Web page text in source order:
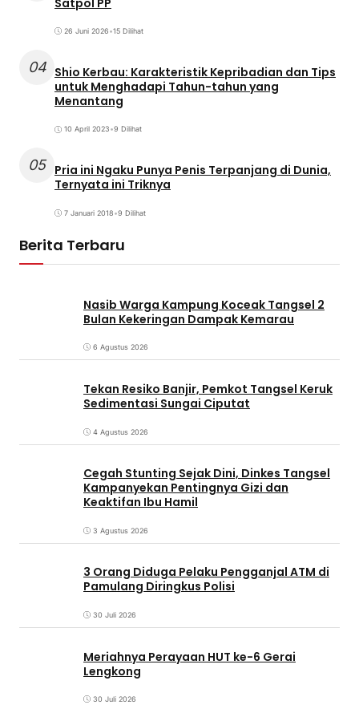
26 Juni 2026•15 Dilihat
04 Shio Kerbau: Karakteristik Kepribadian dan Tips
untuk Menghadapi Tahun-tahun yang
Menantang
10 April 2023•9 Dilihat
05 Pria ini Ngaku Punya Penis Terpanjang di Dunia,
Ternyata ini Triknya
7 Januari 2018•9 Dilihat
Berita Terbaru
Nasib Warga Kampung Koceak Tangsel 2
Bulan Kekeringan Dampak Kemarau
6 Agustus 2026
Tekan Resiko Banjir, Pemkot Tangsel Keruk
Sedimentasi Sungai Ciputat
4 Agustus 2026
Cegah Stunting Sejak Dini, Dinkes Tangsel
Kampanyekan Pentingnya Gizi dan
Keaktifan Ibu Hamil
3 Agustus 2026
3 Orang Diduga Pelaku Pengganjal ATM di
Pamulang Diringkus Polisi
30 Juli 2026
Meriahnya Perayaan HUT ke-6 Gerai
Lengkong
30 Juli 2026